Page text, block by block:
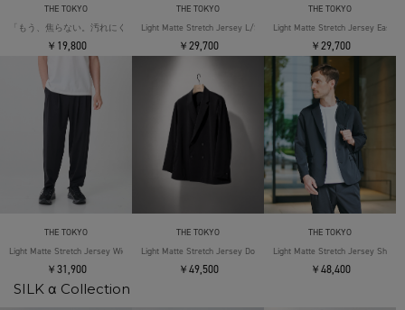
THE TOKYO
「もう、焦らない。汚れにくい」SOLOTEX Jersey S/S T-Shirts
￥19,800
THE TOKYO
Light Matte Stretch Jersey L/S Shirt
￥29,700
THE TOKYO
Light Matte Stretch Jersey Easy
￥29,700
THE TOKYO
Light Matte Stretch Jersey Wide Tapered Pants
￥31,900
THE TOKYO
Light Matte Stretch Jersey Double Jacket
￥49,500
THE TOKYO
Light Matte Stretch Jersey Shape
￥48,400
SILK α Collection